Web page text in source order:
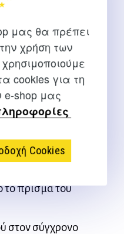
μας θα πρέπει
χρήση των
cookies για τη
e-shop μας
Cookies
εκπολιτιστικές
το πρίσμα του
στον σύγχρονο